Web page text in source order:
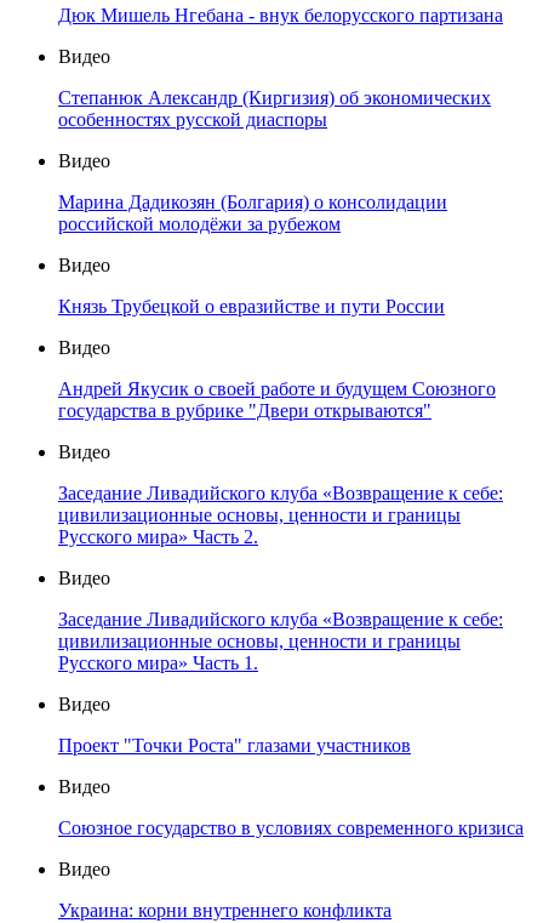
Дюк Мишель Нгебана - внук белорусского партизана
Видео
Степанюк Александр (Киргизия) об экономических
особенностях русской диаспоры
Видео
Марина Дадикозян (Болгария) о консолидации
российской молодёжи за рубежом
Видео
Князь Трубецкой о евразийстве и пути России
Видео
Андрей Якусик о своей работе и будущем Союзного
государства в рубрике "Двери открываются"
Видео
Заседание Ливадийского клуба «Возвращение к себе:
цивилизационные основы, ценности и границы
Русского мира» Часть 2.
Видео
Заседание Ливадийского клуба «Возвращение к себе:
цивилизационные основы, ценности и границы
Русского мира» Часть 1.
Видео
Проект "Точки Роста" глазами участников
Видео
Союзное государство в условиях современного кризиса
Видео
Украина: корни внутреннего конфликта